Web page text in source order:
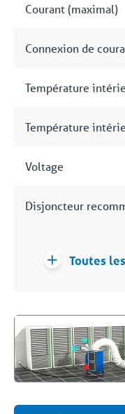
Courant (maximal)
Connexion de
Température
Température
Voltage
Disjoncteur
Toutes